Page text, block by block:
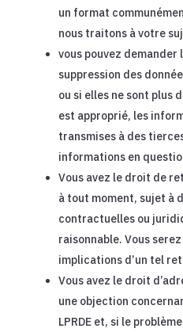
un format
nous traitons à votre
vous pouvez
suppression des
ou si elles ne sont plus
est approprié, les
transmises à des
informations en
Vous avez le droit de
à tout moment, sujet à
contractuelles ou
raisonnable. Vous
implications d’un tel
Vous avez le droit
une objection
LPRDE et, si le